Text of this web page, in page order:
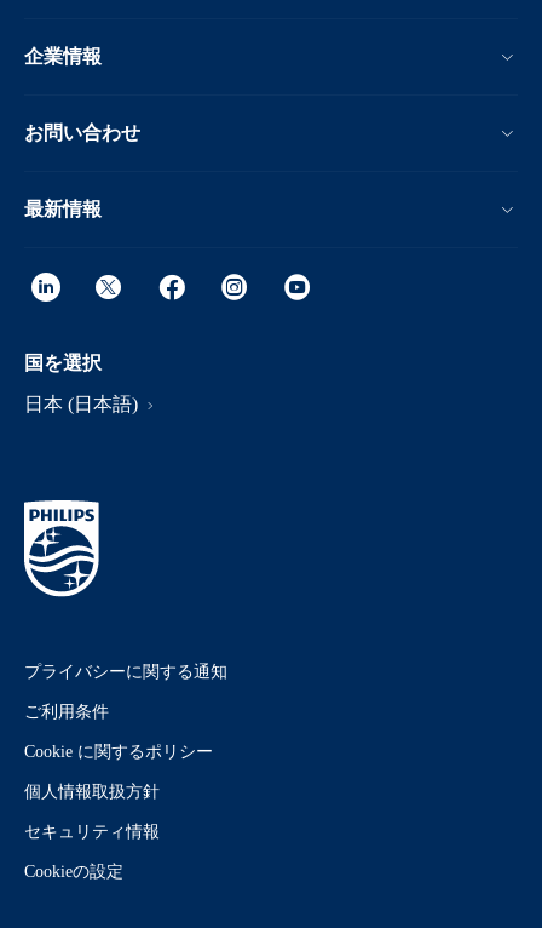
企業情報
お問い合わせ
最新情報
国を選択
日本 (日本語)
プライバシーに関する通知
ご利用条件
Cookie に関するポリシー
個人情報取扱方針
セキュリティ情報
Cookieの設定